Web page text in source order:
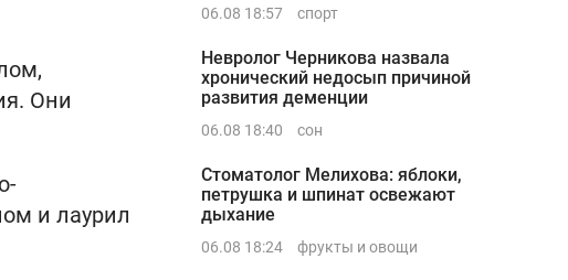
Они
и лаурил
06.08 18:57 спорт
Невролог Черникова назвала
хронический недосып причиной
развития деменции
06.08 18:40 сон
Стоматолог Мелихова: яблоки,
петрушка и шпинат освежают
дыхание
06.08 18:24 фрукты и овощи